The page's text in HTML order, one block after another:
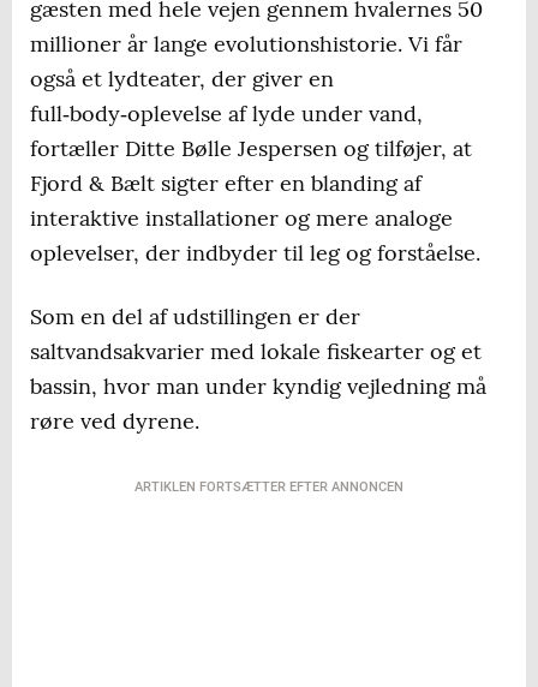
gæsten med hele vejen gennem hvalernes 50
millioner år lange evolutionshistorie. Vi får
også et lydteater, der giver en
full‑body‑oplevelse af lyde under vand,
fortæller Ditte Bølle Jespersen og tilføjer, at
Fjord & Bælt sigter efter en blanding af
interaktive installationer og mere analoge
oplevelser, der indbyder til leg og forståelse.
Som en del af udstillingen er der
saltvandsakvarier med lokale fiskearter og et
bassin, hvor man under kyndig vejledning må
røre ved dyrene.
ARTIKLEN FORTSÆTTER EFTER ANNONCEN